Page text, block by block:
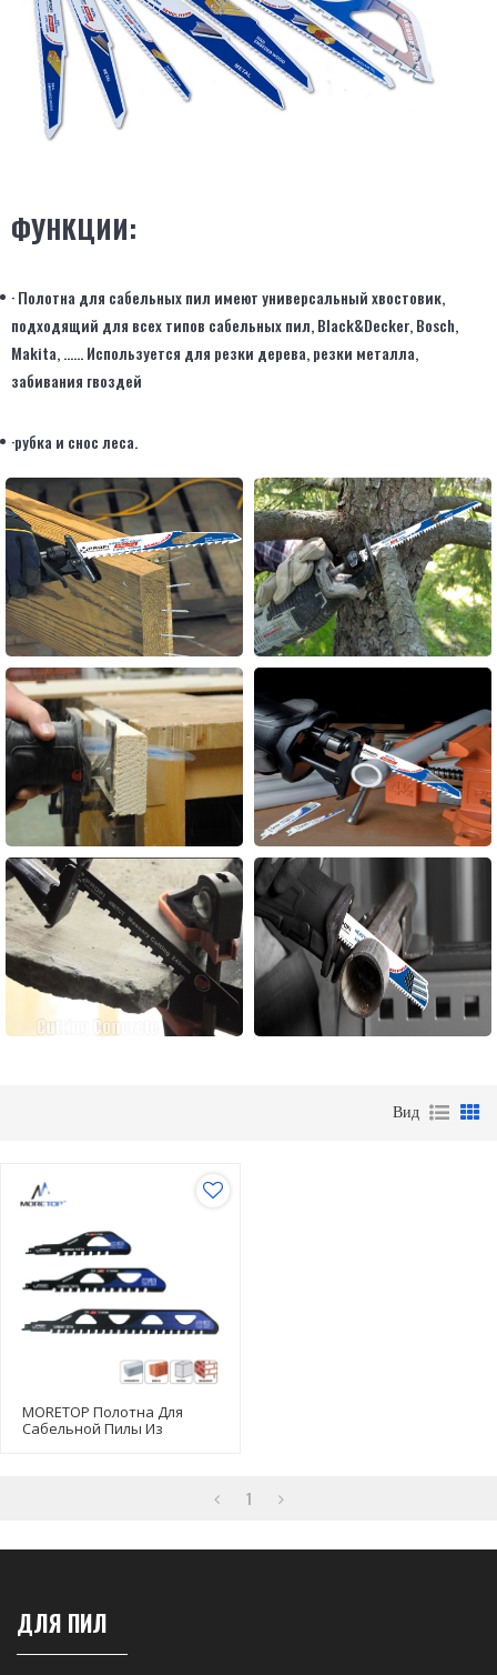
ФУНКЦИИ:
· Полотна для сабельных пил имеют универсальный хвостовик,
подходящий для всех типов сабельных пил, Black&Decker, Bosch,
Makita, ...... Используется для резки дерева, резки металла,
забивания гвоздей
·рубка и снос леса.
Вид
MORETOP Полотна Для
Сабельной Пилы Из
1
ДЛЯ ПИЛ